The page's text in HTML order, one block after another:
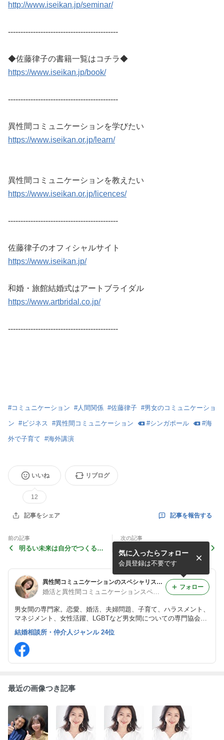
http://www.iseikan.jp/seminar/
--------------------------------------------
◆佐藤律子の書籍一覧はコチラ◆
https://www.iseikan.jp/book/
--------------------------------------------
異性間コミュニケーションを学びたい
https://www.iseikan.or.jp/learn/
異性間コミュニケーションを教えたい
https://www.iseikan.or.jp/licences/
--------------------------------------------
佐藤律子のオフィシャルサイト
https://www.iseikan.jp/
和婚・旅館結婚式はアートブライダル
https://www.artbridal.co.jp/
--------------------------------------------
#コミュニケーション #人間関係 #佐藤律子 #男女のコミュニケーショ
ン #ビジネス #異性間コミュニケーション #シンガポール #海
外で子育て #海外講演
いいね
12
リブログ
記事をシェア 記事を報告する
前の記事
明るい未来は自分でつくるし
次の記事
誰よりも真面目にがんばって
きた人が陥る罠とは？
異性間コミュニケーションのスペシャリスト佐藤律子「婚活・恋愛・男女間の交流レッスン」
男女間の専門家。恋愛、婚活、夫婦問題、子育て、ハラスメント、
マネジメント、女性活躍、LGBTなど男女間についての専門協会と
して、認定講師100名以上が在籍する異性間コミュニケーション協
会を運営。著書8冊。雑誌取材、テレビ出演など多数。
気に入ったらフォロー
会員登録は不要です
フォロー
結婚相談所・仲介人ジャンル 24位
最近の画像つき記事